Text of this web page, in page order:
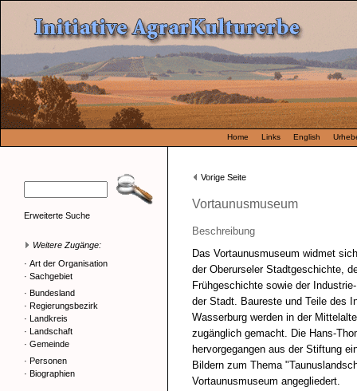
Home Links English
Erweiterte Suche
Weitere Zugänge:
· Art der Organisation
· Sachgebiet
· Bundesland
· Regierungsbezirk
· Landkreis
· Landschaft
· Gemeinde
· Personen
· Biographien
Vorige Seite
Vortaunusmuseum
Beschreibung
Das Vortaunusmuseum widmet
der Oberurseler Stadtgeschichte,
Frühgeschichte sowie der
der Stadt. Baureste und Teile des
Wasserburg werden in der
zugänglich gemacht. Die Hans-
hervorgegangen aus der Stiftung
Bildern zum Thema
Vortaunusmuseum angegliedert.